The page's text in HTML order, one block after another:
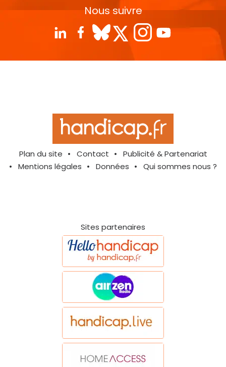
Nous suivre
Plan du site Contact
Publicité & Partenariat
Mentions légales
Données Qui sommes nous ?
Sites partenaires